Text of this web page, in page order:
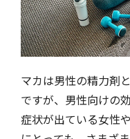
マカは男性の精力剤
ですが、男性向けの
症状が出ている女性